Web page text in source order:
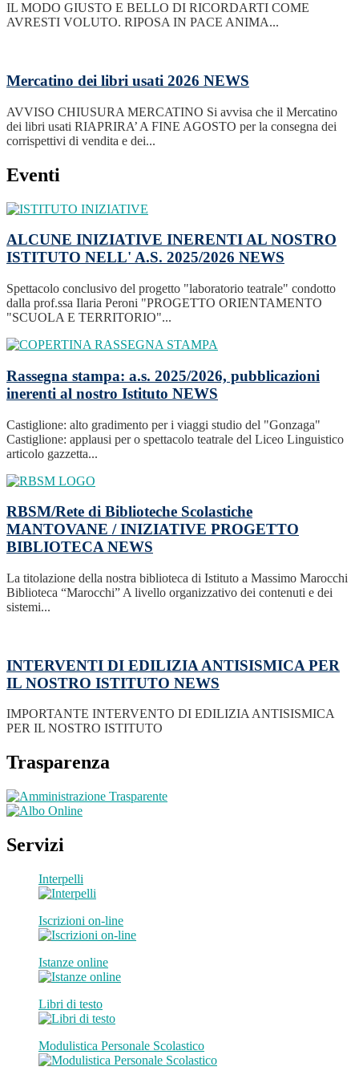
IL MODO GIUSTO E BELLO DI RICORDARTI COME
AVRESTI VOLUTO. RIPOSA IN PACE ANIMA...
Mercatino dei libri usati 2026 NEWS
AVVISO CHIUSURA MERCATINO Si avvisa che il Mercatino
dei libri usati RIAPRIRA’ A FINE AGOSTO per la consegna dei
corrispettivi di vendita e dei...
Eventi
ALCUNE INIZIATIVE INERENTI AL NOSTRO
ISTITUTO NELL' A.S. 2025/2026 NEWS
Spettacolo conclusivo del progetto "laboratorio teatrale" condotto
dalla prof.ssa Ilaria Peroni "PROGETTO ORIENTAMENTO
"SCUOLA E TERRITORIO"...
Rassegna stampa: a.s. 2025/2026, pubblicazioni
inerenti al nostro Istituto NEWS
Castiglione: alto gradimento per i viaggi studio del "Gonzaga"
Castiglione: applausi per o spettacolo teatrale del Liceo Linguistico
articolo gazzetta...
RBSM/Rete di Biblioteche Scolastiche
MANTOVANE / INIZIATIVE PROGETTO
BIBLIOTECANEWS
La titolazione della nostra biblioteca di Istituto a Massimo Marocchi
Biblioteca “Marocchi” A livello organizzativo dei contenuti e dei
sistemi...
INTERVENTI DI EDILIZIA ANTISISMICA PER
IL NOSTRO ISTITUTO NEWS
IMPORTANTE INTERVENTO DI EDILIZIA ANTISISMICA
PER IL NOSTRO ISTITUTO
Trasparenza
Servizi
Interpelli
Iscrizioni on-line
Istanze online
Libri di testo
Modulistica Personale Scolastico